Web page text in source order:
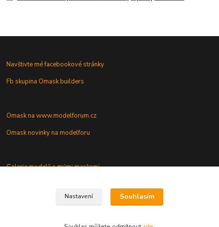
Navštivte mé facebookové stránky
Fb skupina Omask builders
Omask na www.modelforum.cz
Omask novinky na modelforu
Galerie modelů s mými maskami
Nastavení Souhlasím